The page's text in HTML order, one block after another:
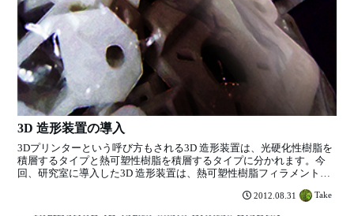
3D 造形装置の導入
3Dプリンターという呼び方もされる3D 造形装置は、光硬化性樹脂を
積層するタイプと熱可塑性樹脂を積層するタイプに分かれます。今
回、研究室に導入した3D 造形装置は、熱可塑性樹脂フィラメントを
2012.08.31 Take